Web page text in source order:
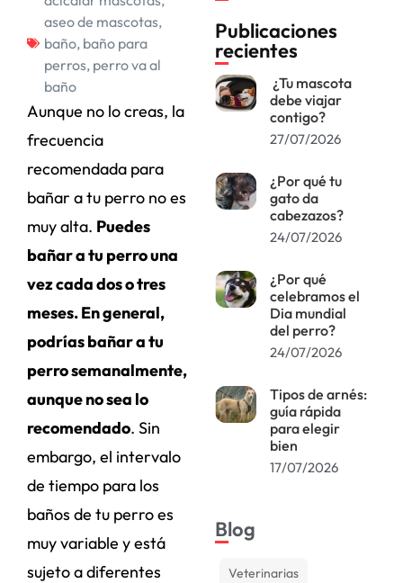
aseo de mascotas,
baño, baño para
perros, perro va al
baño
Aunque no lo creas, la
frecuencia
recomendada para
bañar a tu perro no es
muy alta. Puedes
bañar a tu perro una
vez cada dos o tres
meses. En general,
podrías bañar a tu
perro semanalmente,
aunque no sea lo
recomendado. Sin
embargo, el intervalo
de tiempo para los
baños de tu perro es
muy variable y está
sujeto a diferentes
Publicaciones
recientes
¿Tu mascota
debe viajar
contigo?
27/07/2026
¿Por qué tu
gato da
cabezazos?
24/07/2026
¿Por qué
celebramos el
Dia mundial
del perro?
24/07/2026
Tipos de arnés:
guía rápida
para elegir
bien
17/07/2026
Blog
Veterinarias